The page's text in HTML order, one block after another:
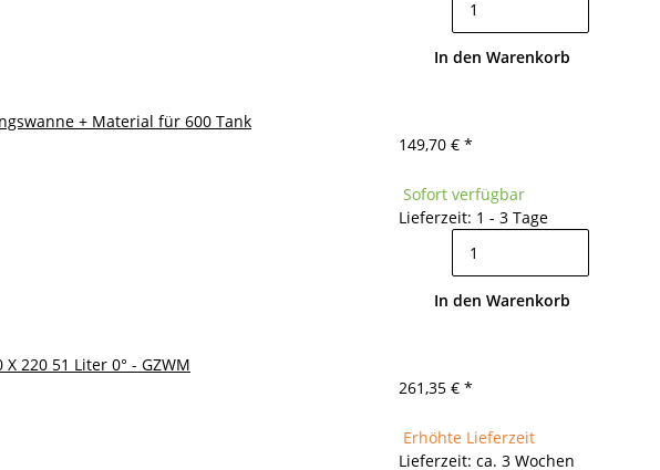
In den Warenkorb
+ Material für 600 Tank
149,70 € *
Sofort verfügbar
Lieferzeit: 1 - 3 Tage
In den Warenkorb
220 51 Liter 0° - GZWM
261,35 € *
Erhöhte Lieferzeit
Lieferzeit: ca. 3 Wochen